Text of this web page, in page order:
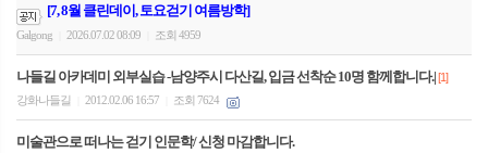
[7, 8월 클린데이, 토요걷기 여름방학]
Galgong 2026.07.02 08:09 조회 4959
나들길 아카데미 외부실습 -남양주시 다산길, 입금 선착순 10명 함께합니다.|[1]
강화나들길
2012.02.06 16:57 조회 7624
미술관으로 떠나는 걷기 인문학/ 신청 마감합니다.